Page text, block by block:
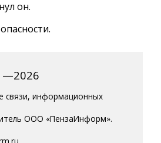
он.
связи, информационных
ООО «ПензаИнформ».